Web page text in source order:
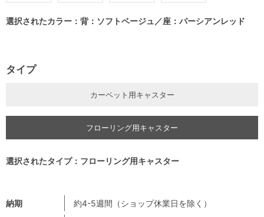
納期
約4-5週間（ショップ休業日を除く）
選択されたカラー：背：ソフトベージュ／座：パーシアンレッド
タイプ
カーペット用キャスター
フローリング用キャスター
選択されたタイプ：フローリング用キャスター